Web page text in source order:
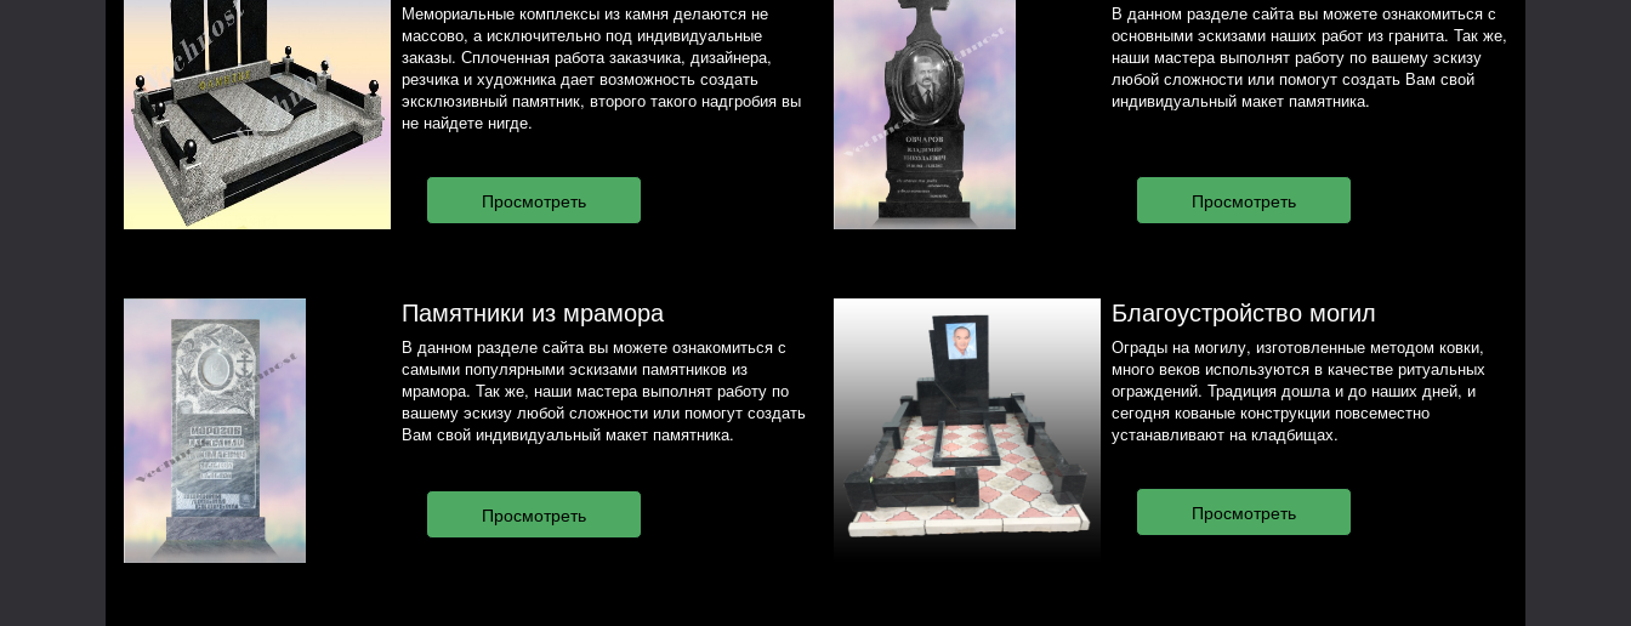
Мемориальные комплексы из камня делаются не
массово, а исключительно под индивидуальные
заказы. Сплоченная работа заказчика, дизайнера,
резчика и художника дает возможность создать
эксклюзивный памятник, второго такого надгробия вы
не найдете нигде.
В данном разделе сайта вы можете ознакомиться с
основными эскизами наших работ из гранита. Так же,
наши мастера выполнят работу по вашему эскизу
любой сложности или помогут создать Вам свой
индивидуальный макет памятника.
Памятники из мрамора
В данном разделе сайта вы можете ознакомиться с
самыми популярными эскизами памятников из
мрамора. Так же, наши мастера выполнят работу по
вашему эскизу любой сложности или помогут создать
Вам свой индивидуальный макет памятника.
Благоустройство могил
Ограды на могилу, изготовленные методом ковки,
много веков используются в качестве ритуальных
ограждений. Традиция дошла и до наших дней, и
сегодня кованые конструкции повсеместно
устанавливают на кладбищах.